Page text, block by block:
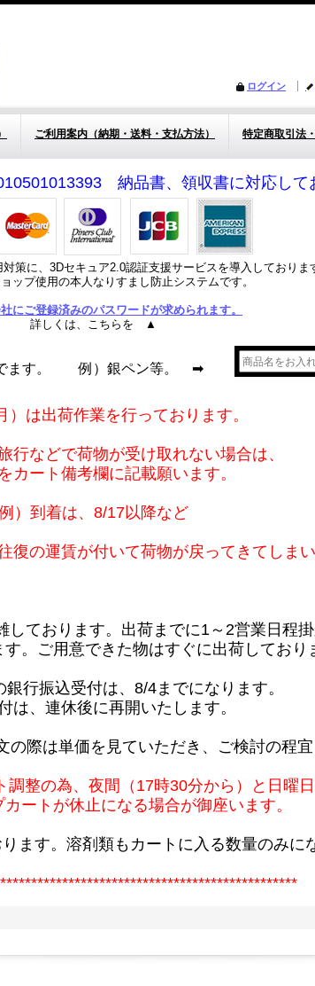
ログイン
ご利用案内（納期・送料・支払方法） 特定商取引法
納品書、領収書に対応して
策に、3Dセキュア2.0認証支援サービスを導入しておりま
ップ使用の本人なりすまし防止システムです。
にご登録済みのパスワードが求められます。
詳しくは、こちらを ▲
でます。 例）銀ペン等。 ➡
）は出荷作業を行っております。
行などで荷物が受け取れない場合は、
カート備考欄に記載願います。
）到着は、8/17以降など
復の運賃が付いて荷物が戻ってきてしまい
ております。出荷までに1～2営業日程掛
。ご用意できた物はすぐに出荷しており
行振込受付は、8/4までになります。
は、連休後に再開いたします。
際は単価を見ていただき、ご検討の程宜
調整の為、夜間（17時30分から）と日曜
ートが休止になる場合が御座います。
ます。溶剤類もカートに入る数量のみに